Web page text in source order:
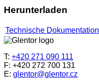
Herunterladen
Technische Dokumentation
T: +420 271 090 111
F: +420 272 700 131
E: glentor@glentor.cz